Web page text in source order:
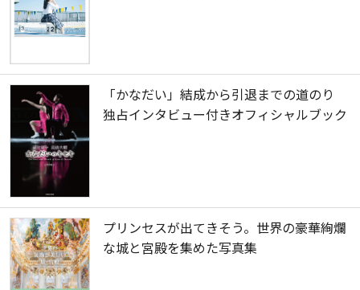
「かなだい」結成から引退までの道のり
独占インタビュー付きオフィシャルブック
プリンセスが出てきそう。世界の豪華絢爛
な城と宮殿を集めた写真集